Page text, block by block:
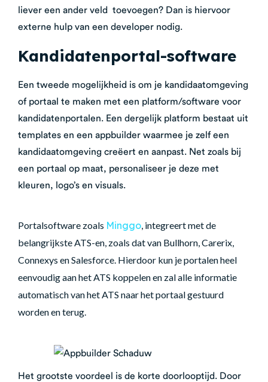
liever een ander veld toevoegen? Dan is hiervoor
externe hulp van een developer nodig.
Kandidatenportal-software
Een tweede mogelijkheid is om je kandidaatomgeving
of portaal te maken met een platform/software voor
kandidatenportalen. Een dergelijk platform bestaat uit
templates en een appbuilder waarmee je zelf een
kandidaatomgeving creëert en aanpast. Net zoals bij
een portaal op maat, personaliseer je deze met
kleuren, logo’s en visuals.
Portalsoftware zoals Minggo , integreert met de
belangrijkste ATS-en, zoals dat van Bullhorn, Carerix,
Connexys en Salesforce. Hierdoor kun je portalen heel
eenvoudig aan het ATS koppelen en zal alle informatie
automatisch van het ATS naar het portaal gestuurd
worden en terug.
Het grootste voordeel is de korte doorlooptijd. Door